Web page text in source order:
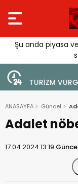
Şu anda piyasa
YENİ BİR DİN:
ANASAYFA Güncel
Adalet
17.04.2024 13:19